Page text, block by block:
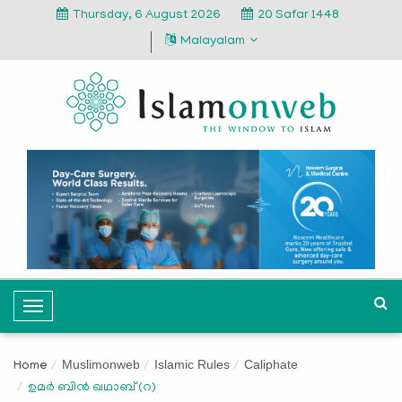
Thursday, 6 August 2026
20 Safar 1448
Malayalam
T
o
g
l
Home Muslimonweb Islamic Rules Caliphate
ഉമര്‍ ബിന്‍ ഖഥാബ് (റ)